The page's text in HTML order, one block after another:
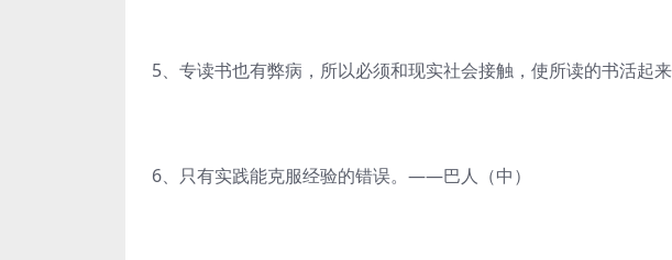
5、专读书也有弊病，所以必须和现实社会接触，使所读的书活
6、只有实践能克服经验的错误。——巴人（中）